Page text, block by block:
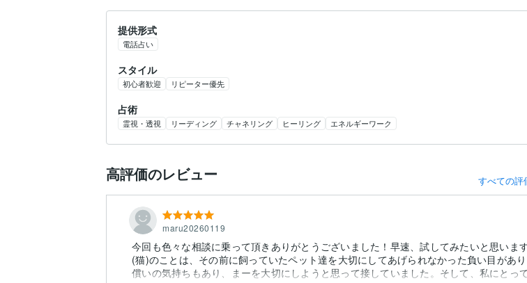
提供形式
電話占い
スタイル
初心者歓迎 リピーター優先
占術
霊視・透視 リーディング チャネリング ヒーリング エネルギーワーク
高評価のレビュー すべての評
maru20260119
今回も色々な相談に乗って頂きありがとうございました！早速、試してみたいと思いま
(猫)のことは、その前に飼っていたペット達を大切にしてあげられなかった負い目があ
償いの気持ちもあり、まーを大切にしようと思って接していました。そして、私にとっ